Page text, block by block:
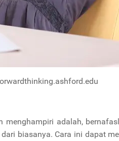
adalah,
biasanya. Cara ini dapat